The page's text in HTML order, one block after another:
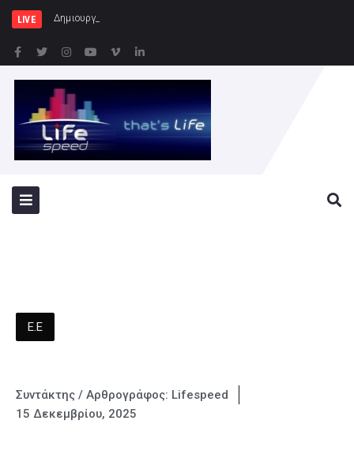
LIVE Δημιουργία Παρατηρητηρίου Έργ
Ε.Ε
Συντάκτης / Αρθρογράφος: Lifespeed
15 Δεκεμβρίου, 2025